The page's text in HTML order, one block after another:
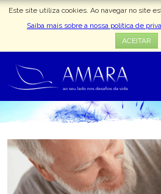
Este site utiliza cookies. Ao navegar no site
Saiba mais sobre a nossa política de
ACEITAR